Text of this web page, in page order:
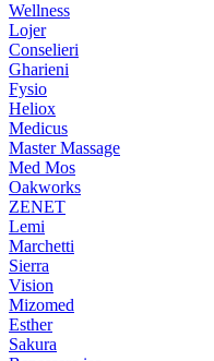
Wellness
Lojer
Conselieri
Gharieni
Fysio
Heliox
Medicus
Master Massage
Med Mos
Oakworks
ZENET
Lemi
Marchetti
Sierra
Vision
Mizomed
Esther
Sakura